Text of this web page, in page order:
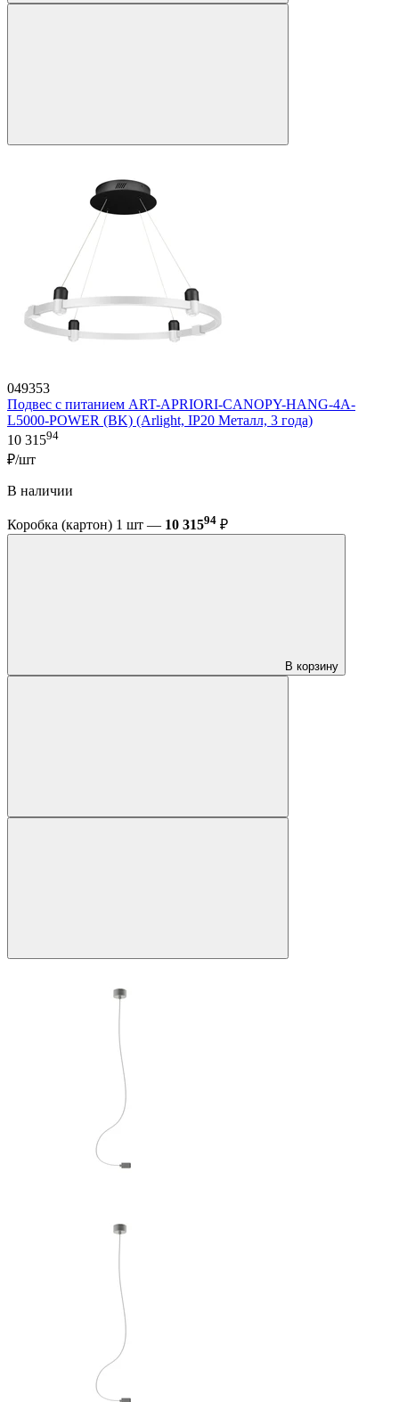
049353
Подвес с питанием ART-APRIORI-CANOPY-HANG-4A-
L5000-POWER (BK) (Arlight, IP20 Металл, 3 года)
10 31594
₽/шт
В наличии
Коробка (картон) 1 шт — 10 31594 ₽
В корзину